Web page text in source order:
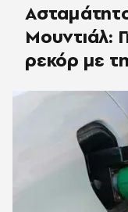
Μουντιάλ:
ρεκόρ με